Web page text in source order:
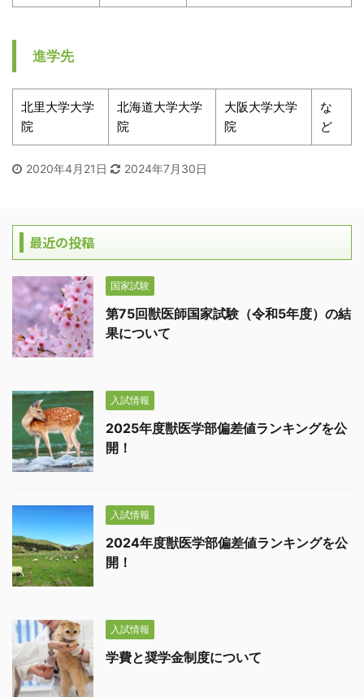
進学先
北里大学大学
院
北海道大学大学
院
大阪大学大学
院
な
ど
2020年4月21日 2024年7月30日
最近の投稿
国家試験
第75回獣医師国家試験（令和5年度）の結
果について
入試情報
2025年度獣医学部偏差値ランキングを公
開！
入試情報
2024年度獣医学部偏差値ランキングを公
開！
入試情報
学費と奨学金制度について